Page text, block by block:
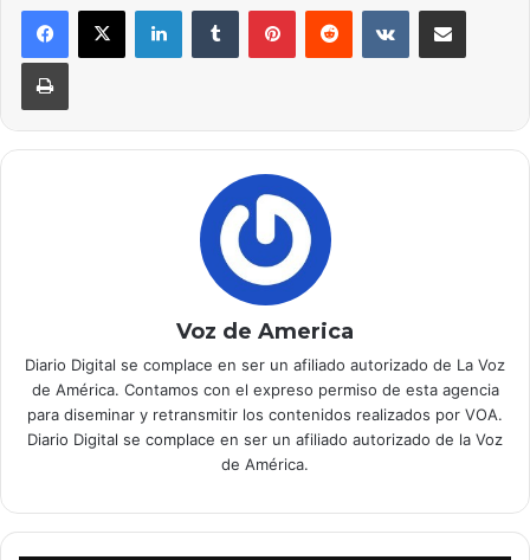
Voz de America
Diario Digital se complace en ser un afiliado autorizado de La Voz
de América. Contamos con el expreso permiso de esta agencia
para diseminar y retransmitir los contenidos realizados por VOA.
Diario Digital se complace en ser un afiliado autorizado de la Voz
de América.